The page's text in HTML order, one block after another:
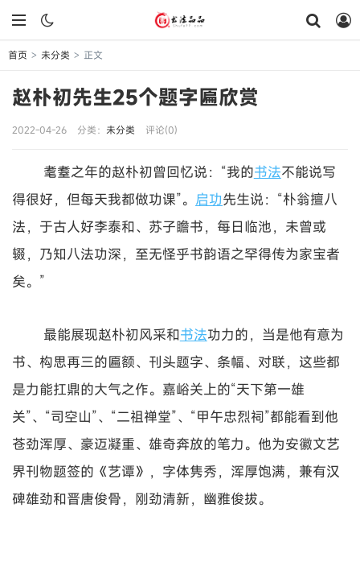
首页 > 未分类 > 正文
赵朴初先生25个题字匾欣赏
2022-04-26 分类： 未分类 评论(0)
耄耋之年的赵朴初曾回忆说：“我的书法不能说写
得很好，但每天我都做功课”。 启功先生说：“朴翁擅八
法，于古人好李泰和、苏子瞻书，每日临池，未曾或
辍，乃知八法功深，至无怪乎书韵语之罕得传为家宝者
矣。”
最能展现赵朴初风采和书法功力的，当是他有意为
书、构思再三的匾额、刊头题字、条幅、对联，这些都
是力能扛鼎的大气之作。嘉峪关上的“天下第一雄
关”、“司空山”、“二祖禅堂”、“甲午忠烈祠”都能看到他
苍劲浑厚、豪迈凝重、雄奇奔放的笔力。他为安徽文艺
界刊物题签的《艺谭》，字体隽秀，浑厚饱满，兼有汉
碑雄劲和晋唐俊骨，刚劲清新，幽雅俊拔。